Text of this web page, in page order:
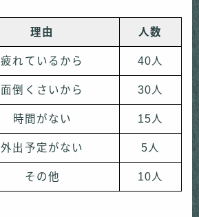
理由 人数
疲れているから 40人
面倒くさいから 30人
時間がない 15人
外出予定がない 5人
その他 10人